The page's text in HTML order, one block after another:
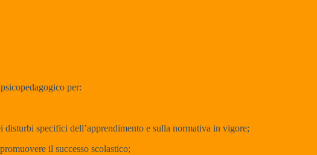
per:
specifici dell’apprendimento e sulla normativa in vigore;
il successo scolastico;